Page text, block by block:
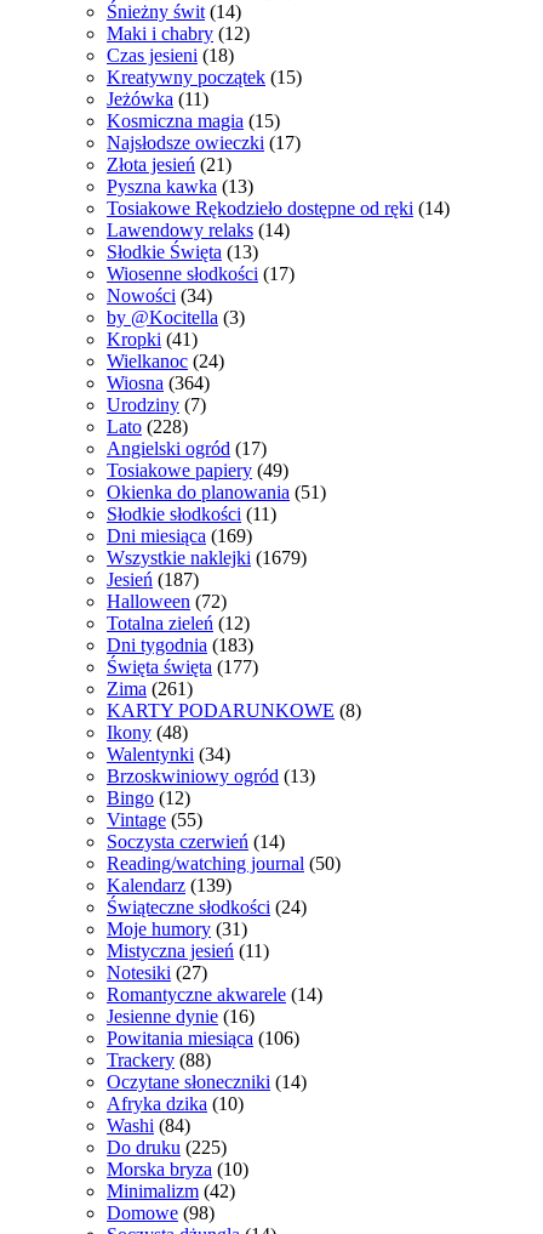
Śnieżny świt (14)
Maki i chabry (12)
Czas jesieni (18)
Kreatywny początek (15)
Jeżówka (11)
Kosmiczna magia (15)
Najsłodsze owieczki (17)
Złota jesień (21)
Pyszna kawka (13)
Tosiakowe Rękodzieło dostępne od ręki (14)
Lawendowy relaks (14)
Słodkie Święta (13)
Wiosenne słodkości (17)
Nowości (34)
by @Kocitella (3)
Kropki (41)
Wielkanoc (24)
Wiosna (364)
Urodziny (7)
Lato (228)
Angielski ogród (17)
Tosiakowe papiery (49)
Okienka do planowania (51)
Słodkie słodkości (11)
Dni miesiąca (169)
Wszystkie naklejki (1679)
Jesień (187)
Halloween (72)
Totalna zieleń (12)
Dni tygodnia (183)
Święta święta (177)
Zima (261)
KARTY PODARUNKOWE (8)
Ikony (48)
Walentynki (34)
Brzoskwiniowy ogród (13)
Bingo (12)
Vintage (55)
Soczysta czerwień (14)
Reading/watching journal (50)
Kalendarz (139)
Świąteczne słodkości (24)
Moje humory (31)
Mistyczna jesień (11)
Notesiki (27)
Romantyczne akwarele (14)
Jesienne dynie (16)
Powitania miesiąca (106)
Trackery (88)
Oczytane słoneczniki (14)
Afryka dzika (10)
Washi (84)
Do druku (225)
Morska bryza (10)
Minimalizm (42)
Domowe (98)